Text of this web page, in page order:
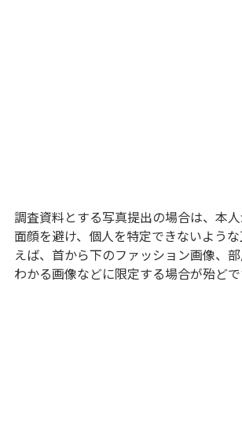
調査資料とする写真提出の場合は、本
面顔を避け、個人を特定できないよう
えば、首から下のファッション画像、
わかる画像などに限定する場合が殆どで